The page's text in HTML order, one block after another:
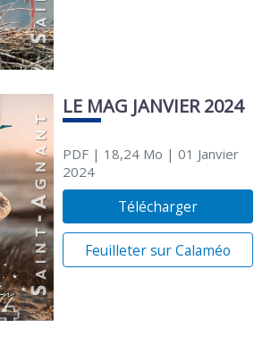
LE MAG JANVIER 2024
PDF| 18,24 Mo | 01 Janvier
2024
Télécharger
Feuilleter sur Calaméo